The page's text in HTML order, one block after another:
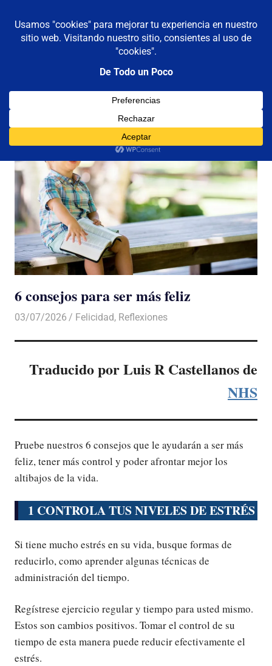
contenido
De todo un poco
Reflexiones,
Viajes
MENÚ
6 consejos para ser más feliz
03/07/2026 De todo un Poco
Felicidad, Reflexiones
Traducido por Luis R Castellanos de
NHS
Pruebe nuestros 6 consejos que le ayudarán a ser más
feliz, tener más control y poder afrontar mejor los
altibajos de la vida.
1 CONTROLA TUS NIVELES DE ESTRÉS
Si tiene mucho estrés en su vida, busque formas de
reducirlo, como aprender algunas técnicas de
administración del tiempo.
Regístrese ejercicio regular y tiempo para usted mismo.
Estos son cambios positivos. Tomar el control de su
tiempo de esta manera puede reducir efectivamente el
estrés.